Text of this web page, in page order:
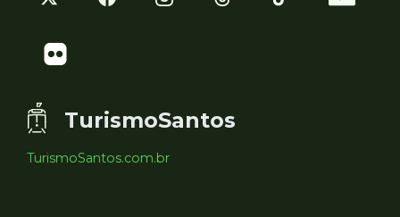
TurismoSantos
TurismoSantos.com.br